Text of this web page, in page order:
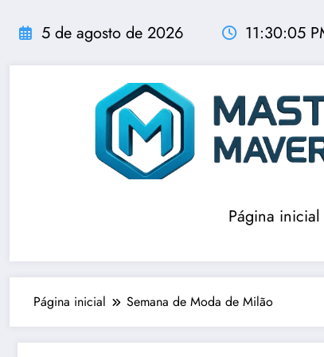
para
conteúdo
5 de agosto de 2026 11:30:06
Página inicial
Página inicial Semana de Moda de Milão